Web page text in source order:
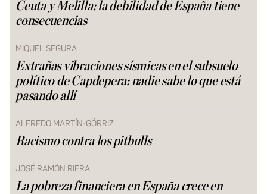
Ceuta y Melilla: la debilidad de España tiene
consecuencias
MIQUEL SEGURA
Extrañas vibraciones sísmicas en el subsuelo
político de Capdepera: nadie sabe lo que está
pasando allí
ALFREDO MARTÍN-GÓRRIZ
Racismo contra los pitbulls
JOSÉ RAMÓN RIERA
La pobreza financiera en España crece en